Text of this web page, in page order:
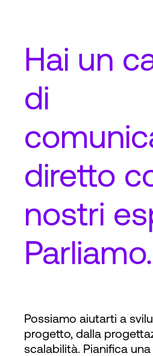
Hai un
di
diretto
nostri
Parliamo.
Possiamo aiutarti a
progetto, dalla
scalabilità. Pianifica